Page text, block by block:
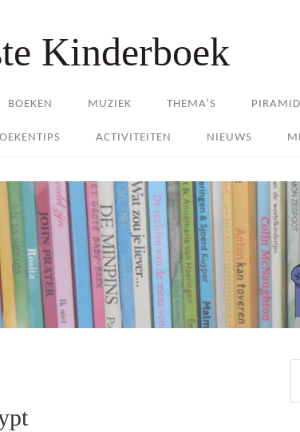
Kinderboek
BOEKEN MUZIEK THEMA’S
ACTIVITEITEN NIEUWS